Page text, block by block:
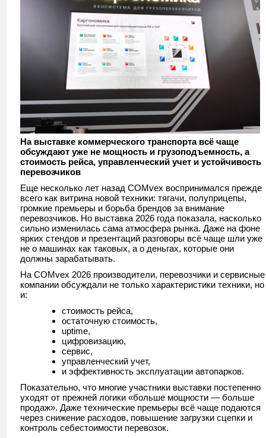
На выставке коммерческого транспорта всё чаще
обсуждают уже не мощность и грузоподъемность, а
стоимость рейса, управленческий учет и устойчивость
перевозчиков
Еще несколько лет назад COMvex воспринимался прежде
всего как витрина новой техники: тягачи, полуприцепы,
громкие премьеры и борьба брендов за внимание
перевозчиков. Но выставка 2026 года показала, насколько
сильно изменилась сама атмосфера рынка. Даже на фоне
ярких стендов и презентаций разговоры всё чаще шли уже
не о машинах как таковых, а о деньгах, которые они
должны зарабатывать.
На COMvex 2026 производители, перевозчики и сервисные
компании обсуждали не только характеристики техники, но
и:
стоимость рейса,
остаточную стоимость,
uptime,
цифровизацию,
сервис,
управленческий учет,
и эффективность эксплуатации автопарков.
Показательно, что многие участники выставки постепенно
уходят от прежней логики «больше мощности — больше
продаж». Даже технические премьеры всё чаще подаются
через снижение расходов, повышение загрузки сцепки и
контроль себестоимости перевозок.